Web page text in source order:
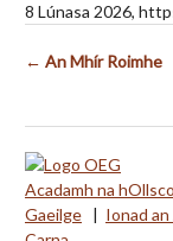
8 Lúnasa 2026,
← An Mhír Roimhe
Acadamh na
Gaeilge | Ionad an